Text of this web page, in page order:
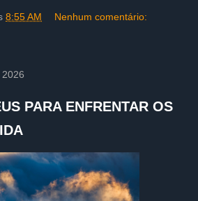
8:55 AM Nenhum comentário:
PARA ENFRENTAR OS